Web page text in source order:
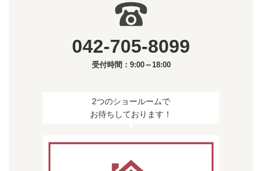
042-705-8099
受付時間：9:00～18:00
2つのショールームで
お待ちしております！